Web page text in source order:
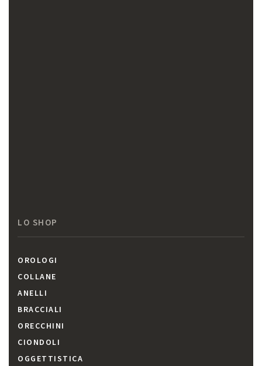
LO SHOP
OROLOGI
COLLANE
ANELLI
BRACCIALI
ORECCHINI
CIONDOLI
OGGETTISTICA